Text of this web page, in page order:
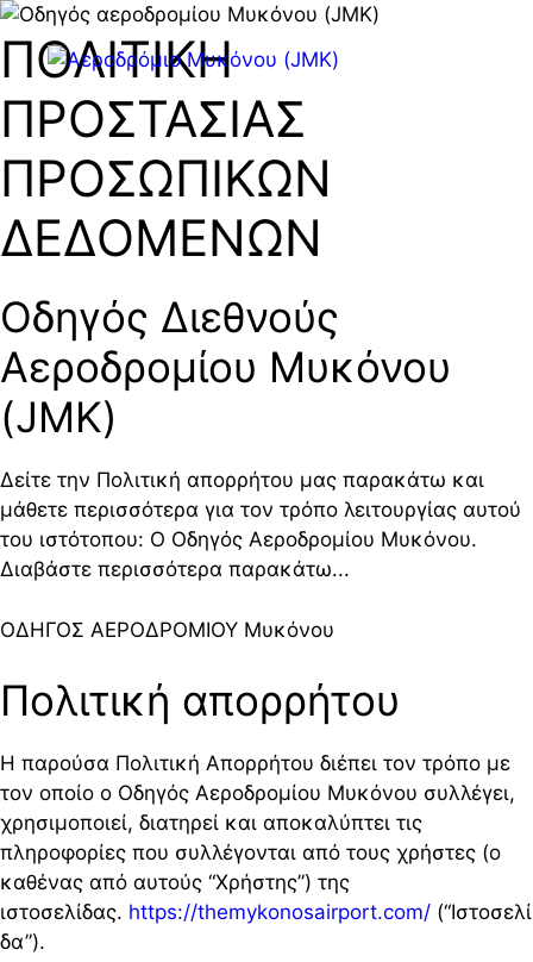
Μετάβαση
στο
περιεχόμενο
ΠΟΛΙΤΙΚΗ
ΠΡΟΣΤΑΣΙΑΣ
ΠΡΟΣΩΠΙΚΩΝ
ΔΕΔΟΜΕΝΩΝ
Οδηγός Διεθνούς
Αεροδρομίου Μυκόνου
(JMK)
Δείτε την Πολιτική απορρήτου μας παρακάτω και
μάθετε περισσότερα για τον τρόπο λειτουργίας αυτού
του ιστότοπου: Ο Οδηγός Αεροδρομίου Μυκόνου.
Διαβάστε περισσότερα παρακάτω...
ΟΔΗΓΟΣ ΑΕΡΟΔΡΟΜΙΟΥ Μυκόνου
Πολιτική απορρήτου
Η παρούσα Πολιτική Απορρήτου διέπει τον τρόπο με
τον οποίο ο Οδηγός Αεροδρομίου Μυκόνου συλλέγει,
χρησιμοποιεί, διατηρεί και αποκαλύπτει τις
πληροφορίες που συλλέγονται από τους χρήστες (ο
καθένας από αυτούς “Χρήστης”) της
ιστοσελίδας. https://themykonosairport.com/ (“Ιστοσελί
δα”).